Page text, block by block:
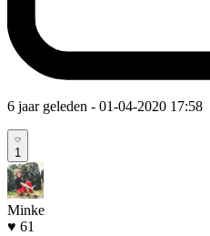
6 jaar geleden - 01-04-2020 17:58
1
Minke
♥ 61